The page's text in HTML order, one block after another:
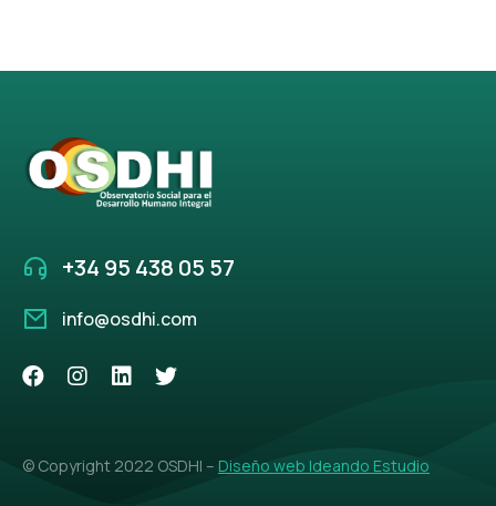
+34 95 438 05 57
info@osdhi.com
© Copyright 2022 OSDHI – Diseño web Ideando Estudio